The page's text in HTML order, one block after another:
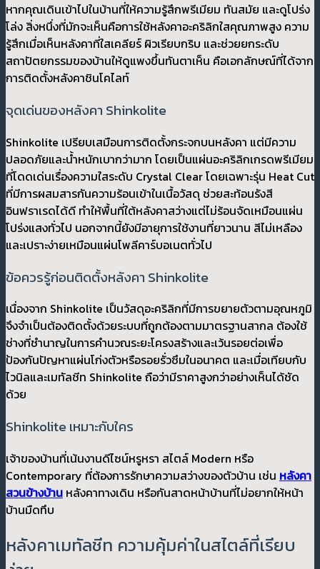
หากคุณเดินเข้าไปในบ้านที่ให้ความรู้สึกพรีเมียม ทันสมัย และดูโปร่ง
โล่ง สิ่งหนึ่งที่มักจะเห็นคือการใช้หลังคาอะคริลิกใสคุณภาพสูง ความ
รู้สึกเมื่อเห็นหลังคาที่ใสเคลียร์ ผิวเรียบกริบ และช่วยยกระดับ
สถาปัตยกรรมของบ้านให้ดูแพงขึ้นทันตาเห็น คือเอกลักษณ์ที่ได้จาก
การติดตั้งหลังคาชินโคไลท์
จุดเด่นของหลังคา Shinkolite
Shinkolite เปรียบเสมือนการติดตั้งกระจกบนหลังคา แต่มีความ
ปลอดภัยและน้ำหนักเบากว่ามาก โดยเป็นแผ่นอะคริลิกเกรดพรีเมียม
ที่โดดเด่นเรื่องความใสระดับ Crystal Clear โดยเฉพาะรุ่น Heat Cut
ที่มีการผสมสารกันความร้อนเข้าในเนื้อวัสดุ ช่วยสะท้อนรังสี
อินฟราเรดได้ดี ทำให้พื้นที่ใต้หลังคาสว่างแต่ไม่ร้อนจัดเหมือนแผ่น
โปร่งแสงทั่วไป นอกจากนี้ยังมีอายุการใช้งานที่ยาวนาน สีไม่เหลือง
และเปราะง่ายเหมือนแผ่นโพลีคาร์บอเนตทั่วไป
ข้อควรรู้ก่อนติดตั้งหลังคา Shinkolite
เนื่องจาก Shinkolite เป็นวัสดุอะคริลิกที่มีการขยายตัวตามอุณหภูมิ
จึงจำเป็นต้องติดตั้งด้วยระบบที่ถูกต้องตามมาตรฐานสากล ต้องใช้
ช่างที่ชำนาญในการคำนวณระยะโครงสร้างและเว้นรอยต่อเพื่อ
ป้องกันปัญหาแผ่นโก่งตัวหรือรอยรั่วซึมในอนาคต และเมื่อเทียบกับ
ไวนิลและเมทัลชีท Shinkolite ถือว่ามีราคาสูงกว่าอย่างเห็นได้ชัด
ด้วย
Shinkolite เหมาะกับใคร
เจ้าของบ้านที่เน้นงานดีไซน์หรูหรา สไตล์ Modern หรือ
Contemporary ที่ต้องการรักษาความสว่างของตัวบ้าน เช่น หลังคา
สวนข้างบ้าน หลังคาทางเดิน หรือกันสาดหน้าบ้านที่ไม่อยากให้หน้า
บ้านมืดทึบ
หลังคาเมทัลชีท ความคุ้มค่าในสไตล์ที่เรียบ